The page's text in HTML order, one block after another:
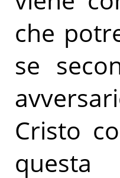
che
se
Cristo